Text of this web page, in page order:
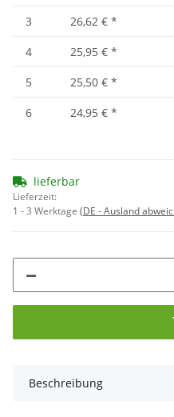
3
26,62 € *
4
25,95 € *
5
25,50 € *
6
24,95 € *
lieferbar
Lieferzeit:
1 - 3 Werktage (DE - Ausland
Beschreibung